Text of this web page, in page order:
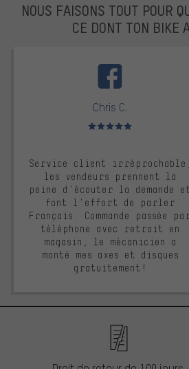
NOUS FAISONS TOUT POUR
CE DONT TON BIKE
Chris C.
Note moyenne : 5 sur 5
Service client irréprochable,
les vendeurs prennent la
peine d'écouter la demande et
font l'effort de parler
Français. Commande passée
téléphone avec retrait en
magasin, le mécanicien a
monté mes axes et disques
gratuitement!